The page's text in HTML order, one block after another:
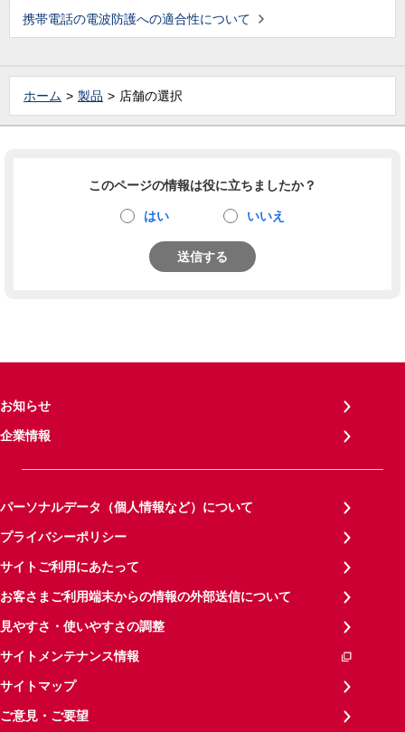
携帯電話の電波防護への適合性について
ホーム 製品 店舗の選択
このページの情報は役に立ちましたか？
はい いいえ
送信する
お知らせ
企業情報
パーソナルデータ（個人情報など）について
プライバシーポリシー
サイトご利用にあたって
お客さまご利用端末からの情報の外部送信について
見やすさ・使いやすさの調整
サイトメンテナンス情報
サイトマップ
ご意見・ご要望